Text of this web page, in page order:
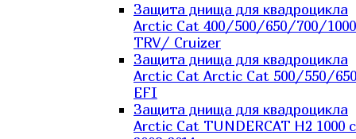
Защита днища для квадроцикла
Arctic Cat 400/500/650/700/1000
TRV/ Cruizer
Защита днища для квадроцикла
Arctic Cat Arctic Cat 500/550/
EFI
Защита днища для квадроцикла
Arctic Cat TUNDERCAT H2 1000 c